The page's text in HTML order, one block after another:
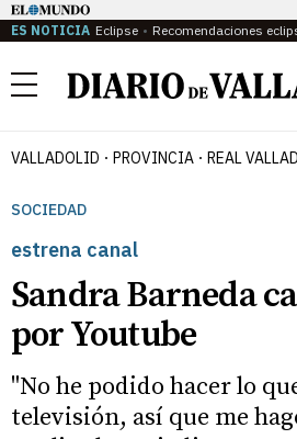
ES NOTICIA Eclipse Recomendaciones
Menú
VALLADOLID PROVINCIA REAL
SOCIEDAD
estrena canal
Sandra Barneda
por Youtube
"No he podido hacer lo
televisión, así que me